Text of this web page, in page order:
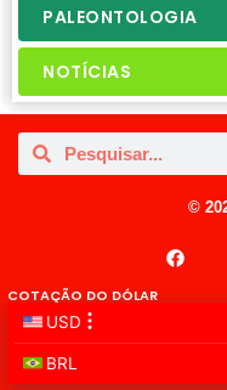
PALEONTOLOGIA
NOTÍCIAS
©
COTAÇÃO DO DÓLAR